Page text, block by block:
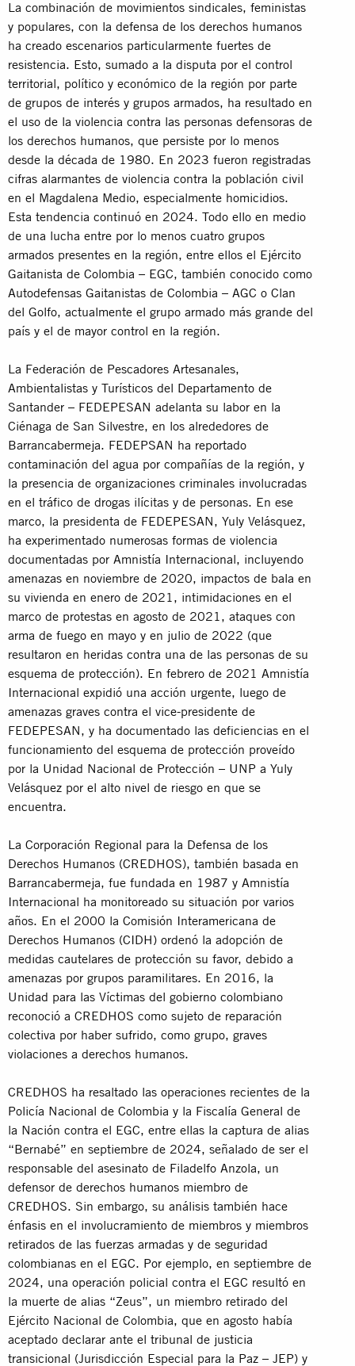
La combinación de movimientos sindicales, feministas
y populares, con la defensa de los derechos humanos
ha creado escenarios particularmente fuertes de
resistencia. Esto, sumado a la disputa por el control
territorial, político y económico de la región por parte
de grupos de interés y grupos armados, ha resultado en
el uso de la violencia contra las personas defensoras de
los derechos humanos, que persiste por lo menos
desde la década de 1980. En 2023 fueron registradas
cifras alarmantes de violencia contra la población civil
en el Magdalena Medio, especialmente homicidios.
Esta tendencia continuó en 2024. Todo ello en medio
de una lucha entre por lo menos cuatro grupos
armados presentes en la región, entre ellos el Ejército
Gaitanista de Colombia – EGC, también conocido como
Autodefensas Gaitanistas de Colombia – AGC o Clan
del Golfo, actualmente el grupo armado más grande del
país y el de mayor control en la región.
La Federación de Pescadores Artesanales,
Ambientalistas y Turísticos del Departamento de
Santander – FEDEPESAN adelanta su labor en la
Ciénaga de San Silvestre, en los alrededores de
Barrancabermeja. FEDEPSAN ha reportado
contaminación del agua por compañías de la región, y
la presencia de organizaciones criminales involucradas
en el tráfico de drogas ilícitas y de personas. En ese
marco, la presidenta de FEDEPESAN, Yuly Velásquez,
ha experimentado numerosas formas de violencia
documentadas por Amnistía Internacional, incluyendo
amenazas en noviembre de 2020, impactos de bala en
su vivienda en enero de 2021, intimidaciones en el
marco de protestas en agosto de 2021, ataques con
arma de fuego en mayo y en julio de 2022 (que
resultaron en heridas contra una de las personas de su
esquema de protección). En febrero de 2021 Amnistía
Internacional expidió una acción urgente, luego de
amenazas graves contra el vice-presidente de
FEDEPESAN, y ha documentado las deficiencias en el
funcionamiento del esquema de protección proveído
por la Unidad Nacional de Protección – UNP a Yuly
Velásquez por el alto nivel de riesgo en que se
encuentra.
La Corporación Regional para la Defensa de los
Derechos Humanos (CREDHOS), también basada en
Barrancabermeja, fue fundada en 1987 y Amnistía
Internacional ha monitoreado su situación por varios
años. En el 2000 la Comisión Interamericana de
Derechos Humanos (CIDH) ordenó la adopción de
medidas cautelares de protección su favor, debido a
amenazas por grupos paramilitares. En 2016, la
Unidad para las Víctimas del gobierno colombiano
reconoció a CREDHOS como sujeto de reparación
colectiva por haber sufrido, como grupo, graves
violaciones a derechos humanos.
CREDHOS ha resaltado las operaciones recientes de la
Policía Nacional de Colombia y la Fiscalía General de
la Nación contra el EGC, entre ellas la captura de alias
“Bernabé” en septiembre de 2024, señalado de ser el
responsable del asesinato de Filadelfo Anzola, un
defensor de derechos humanos miembro de
CREDHOS. Sin embargo, su análisis también hace
énfasis en el involucramiento de miembros y miembros
retirados de las fuerzas armadas y de seguridad
colombianas en el EGC. Por ejemplo, en septiembre de
2024, una operación policial contra el EGC resultó en
la muerte de alias “Zeus”, un miembro retirado del
Ejército Nacional de Colombia, que en agosto había
aceptado declarar ante el tribunal de justicia
transicional (Jurisdicción Especial para la Paz – JEP) y